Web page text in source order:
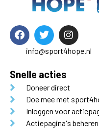
info@sport4hope.nl
Snelle acties
Doneer direct
Doe mee met
Inloggen voor
Actiepagina's beheren